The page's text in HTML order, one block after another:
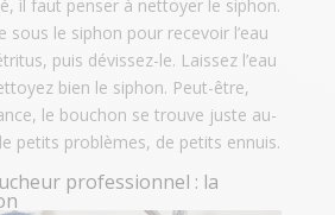
il faut penser à nettoyer le siphon.
sous le siphon pour recevoir l’eau
puis dévissez-le. Laissez l’eau
bien le siphon. Peut-être,
le bouchon se trouve juste au-
petits problèmes, de petits ennuis.
professionnel : la